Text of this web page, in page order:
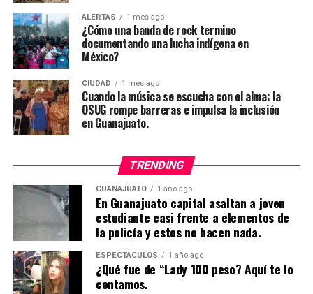
ALERTAS 1 mes ago
¿Cómo una banda de rock termino
documentando una lucha indígena en
México?
CIUDAD 1 mes ago
Cuando la música se escucha con el alma: la
OSUG rompe barreras e impulsa la inclusión
en Guanajuato.
TRENDING
GUANAJUATO 1 año ago
En Guanajuato capital asaltan a joven
estudiante casi frente a elementos de
la policía y estos no hacen nada.
ESPECTÁCULOS 1 año ago
¿Qué fue de “Lady 100 peso? Aquí te lo
contamos.